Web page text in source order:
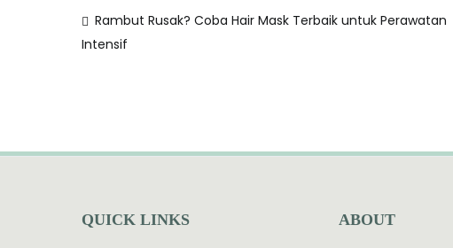
Rambut Rusak? Coba Hair Mask Terbaik untuk Perawatan
Intensif
QUICK LINKS
ABOUT